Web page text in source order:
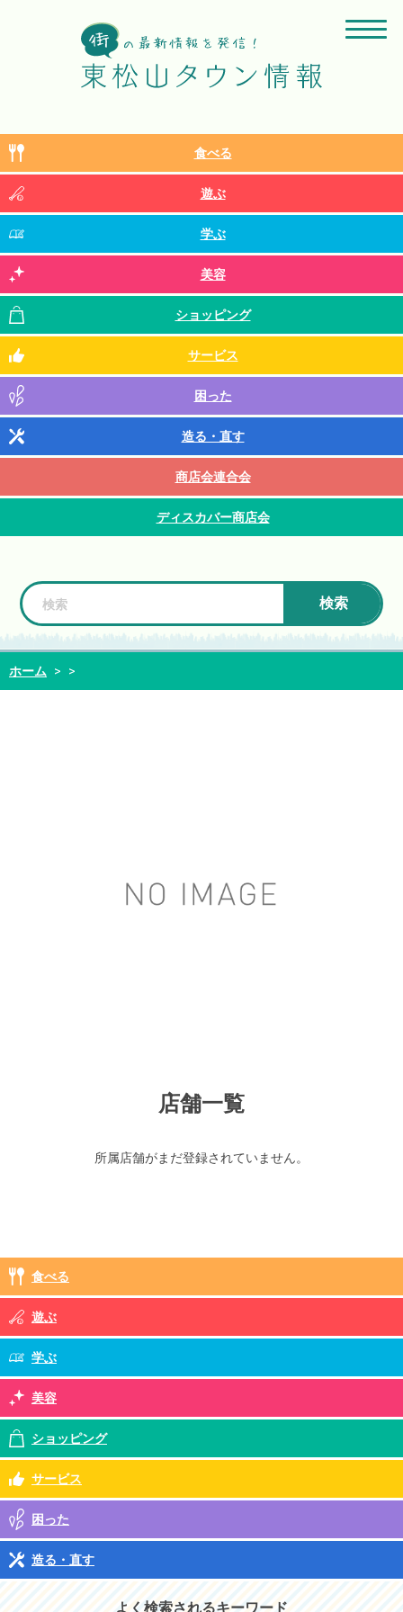
食べる
遊ぶ
学ぶ
美容
ショッピング
サービス
困った
造る・直す
商店会連合会
ディスカバー商店会
検索
ホーム > >
店舗一覧
所属店舗がまだ登録されていません。
食べる
遊ぶ
学ぶ
美容
ショッピング
サービス
困った
造る・直す
よく検索されるキーワード